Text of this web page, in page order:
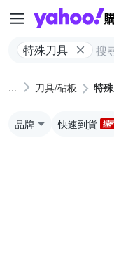
特殊刀具
刀具/砧板 特
品牌 快速到貨